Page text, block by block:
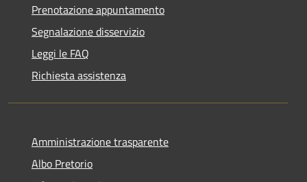
Prenotazione appuntamento
Segnalazione disservizio
Leggi le FAQ
Richiesta assistenza
Amministrazione trasparente
Albo Pretorio